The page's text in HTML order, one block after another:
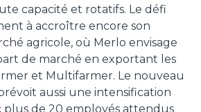
capacité et rotatifs. Le défi
à accroître encore son
agricole, où Merlo envisage
de marché en exportant les
et Multifarmer. Le nouveau
aussi une intensification
plus de 20 employés attendus